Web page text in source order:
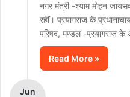
नगर मंत्री -श्याम मोहन
रहीं। प्रयागराज के
परिषद, मण्डल -प्रयागराज के
Read More »
Jun